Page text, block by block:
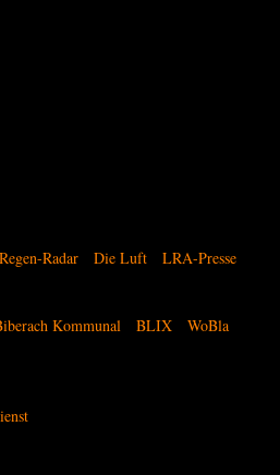
Regen-Radar Die Luft LRA-Presse
Kommunal BLIX
WoBla